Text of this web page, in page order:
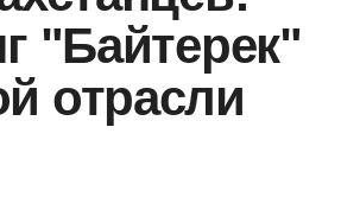
"Байтерек"
отрасли